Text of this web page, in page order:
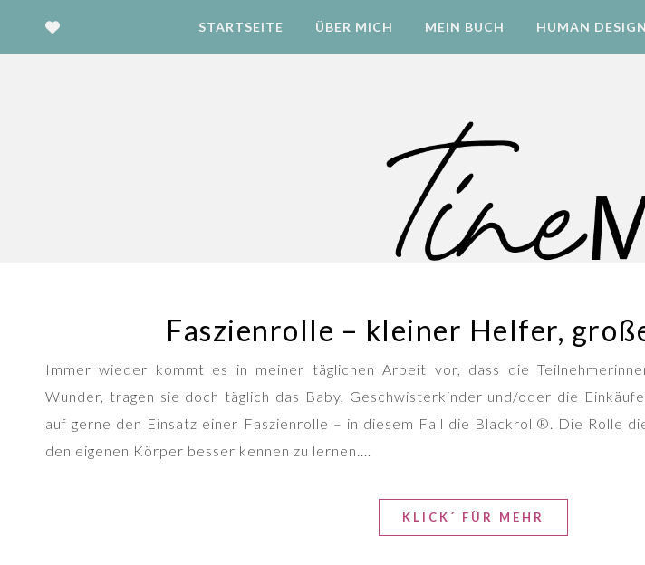
STARTSEITE ÜBER MICH MEIN BUCH HUMAN DESIGN
Faszienrolle – kleiner Helfer,
Immer wieder kommt es in meiner täglichen Arbeit vor, dass die
Wunder, tragen sie doch täglich das Baby, Geschwisterkinder und/oder die
auf gerne den Einsatz einer Faszienrolle – in diesem Fall die Blackroll®. Die Rolle
den eigenen Körper besser kennen zu lernen.…
KLICK´ FÜR MEHR